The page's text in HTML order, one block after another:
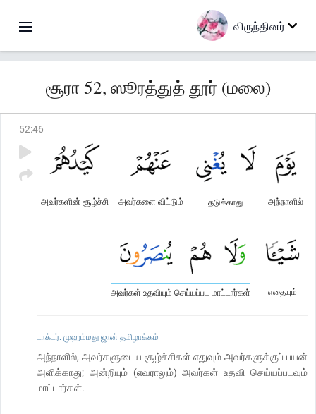
விருந்தினர்
சூரா 52, ஸூரத்துத் தூர் (மலை)
52:46
அந்நாளில்
தடுக்காது
அவர்களை விட்டும்
அவர்களின் சூழ்ச்சி
எதையும்
அவர்கள் உதவியும் செய்யப்பட மாட்டார்கள்
டாக்டர். முஹம்மது ஜான் தமிழாக்கம்
அந்நாளில், அவர்களுடைய சூழ்ச்சிகள் எதுவும் அவர்களுக்குப் பயன்
அளிக்காது; அன்றியும் (எவராலும்) அவர்கள் உதவி செய்யப்படவும்
மாட்டார்கள்.